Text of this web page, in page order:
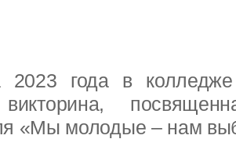
2023 года в колледже
«Мы молодые – нам